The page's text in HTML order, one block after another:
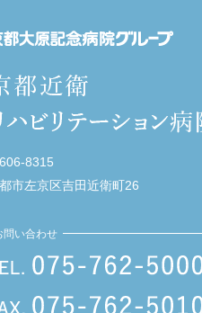
8315
市左京区吉田近衛町26
問い合わせ